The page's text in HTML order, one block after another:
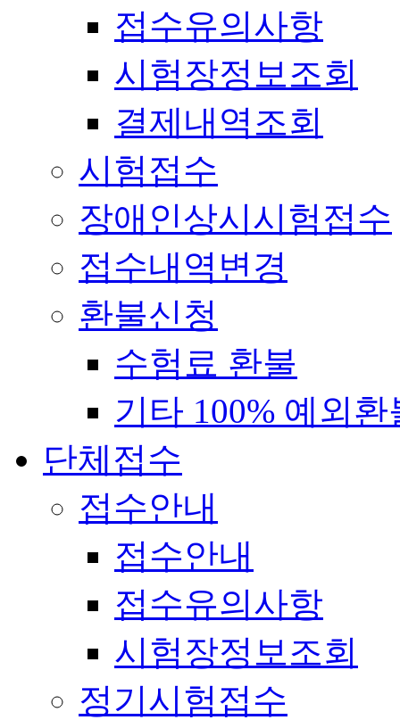
접수유의사항
시험장정보조회
결제내역조회
시험접수
장애인상시시험접수
접수내역변경
환불신청
수험료 환불
기타 100% 예외환
단체접수
접수안내
접수안내
접수유의사항
시험장정보조회
정기시험접수